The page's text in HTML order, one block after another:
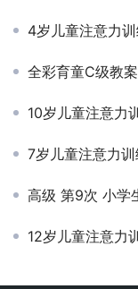
4岁儿童注意力
全彩育童C级教
10岁儿童注意力
7岁儿童注意力
高级 第9次 小学
12岁儿童注意力